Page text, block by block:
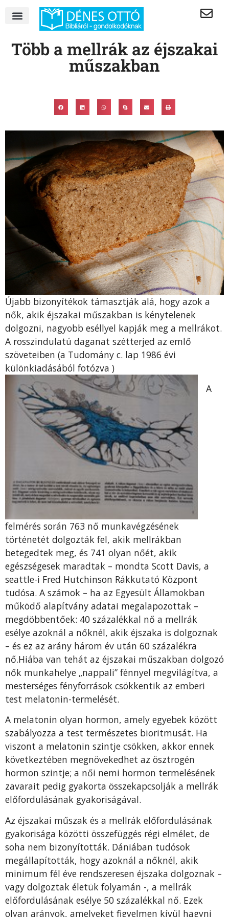
Több a mellrák az éjszakai
műszakban
Újabb bizonyítékok támasztják alá, hogy azok a
nők, akik éjszakai műszakban is kénytelenek
dolgozni, nagyobb eséllyel kapják meg a mellrákot.
A rosszindulatú daganat szétterjed az emlő
szöveteiben (a Tudomány c. lap 1986 évi
különkiadásából fotózva )
A
felmérés során 763 nő munkavégzésének
történetét dolgozták fel, akik mellrákban
betegedtek meg, és 741 olyan nőét, akik
egészségesek maradtak – mondta Scott Davis, a
seattle-i Fred Hutchinson Rákkutató Központ
tudósa. A számok – ha az Egyesült Államokban
működő alapítvány adatai megalapozottak –
megdöbbentőek: 40 százalékkal nő a mellrák
esélye azoknál a nőknél, akik éjszaka is dolgoznak
– és ez az arány három év után 60 százalékra
nő.Hiába van tehát az éjszakai műszakban dolgozó
nők munkahelye „nappali” fénnyel megvilágítva, a
mesterséges fényforrások csökkentik az emberi
test melatonin-termelését.
A melatonin olyan hormon, amely egyebek között
szabályozza a test természetes bioritmusát. Ha
viszont a melatonin szintje csökken, akkor ennek
következtében megnövekedhet az ösztrogén
hormon szintje; a női nemi hormon termelésének
zavarait pedig gyakorta összekapcsolják a mellrák
előfordulásának gyakoriságával.
Az éjszakai műszak és a mellrák előfordulásának
gyakorisága közötti összefüggés régi elmélet, de
soha nem bizonyították. Dániában tudósok
megállapították, hogy azoknál a nőknél, akik
minimum fél éve rendszeresen éjszaka dolgoznak –
vagy dolgoztak életük folyamán -, a mellrák
előfordulásának esélye 50 százalékkal nő. Ezek
olyan arányok, amelyeket figyelmen kívül hagyni